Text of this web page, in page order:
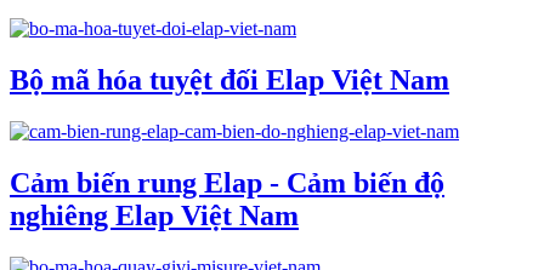
Bộ mã hóa tuyệt đối Elap Việt Nam
Cảm biến rung Elap - Cảm biến độ
nghiêng Elap Việt Nam